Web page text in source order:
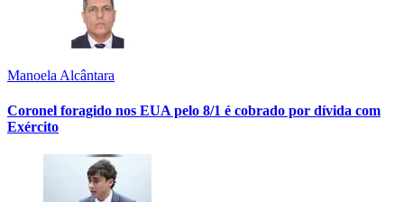
Manoela Alcântara
Coronel foragido nos EUA pelo 8/1 é cobrado por dívida com
Exército